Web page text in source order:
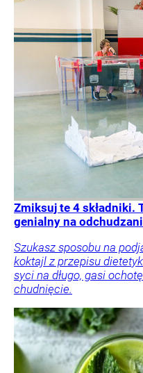
Zmiksuj te 4 składniki.
genialny na
Szukasz sposobu na
koktajl z przepisu
syci na długo, gasi
chudnięcie.